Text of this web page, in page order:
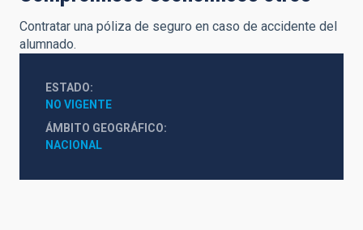
Contratar una póliza de seguro en caso de accidente del
alumnado.
ESTADO
NO VIGENTE
ÁMBITO GEOGRÁFICO
NACIONAL